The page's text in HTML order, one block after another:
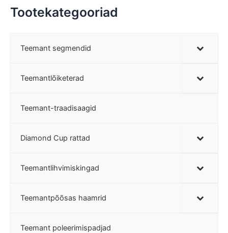
Tootekategooriad
Teemant segmendid
Teemantlõiketerad
Teemant-traadisaagid
Diamond Cup rattad
Teemantlihvimiskingad
Teemantpõõsas haamrid
Teemant poleerimispadjad